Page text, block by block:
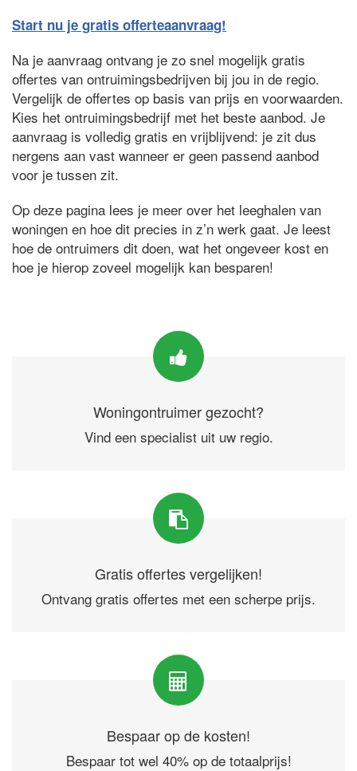
Start nu je gratis offerteaanvraag!
Na je aanvraag ontvang je zo snel mogelijk gratis
offertes van ontruimingsbedrijven bij jou in de regio.
Vergelijk de offertes op basis van prijs en voorwaarden.
Kies het ontruimingsbedrijf met het beste aanbod. Je
aanvraag is volledig gratis en vrijblijvend: je zit dus
nergens aan vast wanneer er geen passend aanbod
voor je tussen zit.
Op deze pagina lees je meer over het leeghalen van
woningen en hoe dit precies in z’n werk gaat. Je leest
hoe de ontruimers dit doen, wat het ongeveer kost en
hoe je hierop zoveel mogelijk kan besparen!
Woningontruimer gezocht?
Vind een specialist uit uw regio.
Gratis offertes vergelijken!
Ontvang gratis offertes met een scherpe prijs.
Bespaar op de kosten!
Bespaar tot wel 40% op de totaalprijs!